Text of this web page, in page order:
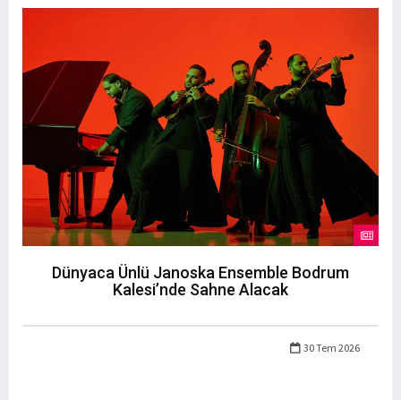
Dünyaca Ünlü Janoska Ensemble Bodrum
Kalesi’nde Sahne Alacak
30 Tem 2026